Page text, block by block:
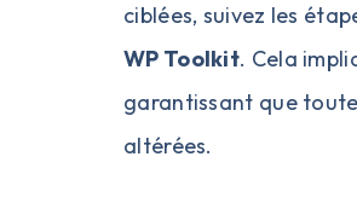
ciblées, suivez les
WP Toolkit. Cela
garantissant que
altérées.